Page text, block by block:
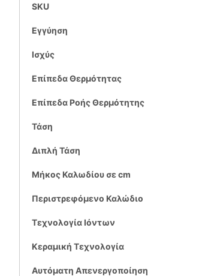
SKU
Εγγύηση
Ισχύς
Επίπεδα Θερμότητας
Επίπεδα Ροής Θερμότητης
Τάση
Διπλή Τάση
Μήκος Καλωδίου σε cm
Περιστρεφόμενο Καλώδιο
Τεχνολογία Ιόντων
Κεραμική Τεχνολογία
Αυτόματη Απενεργοποίηση